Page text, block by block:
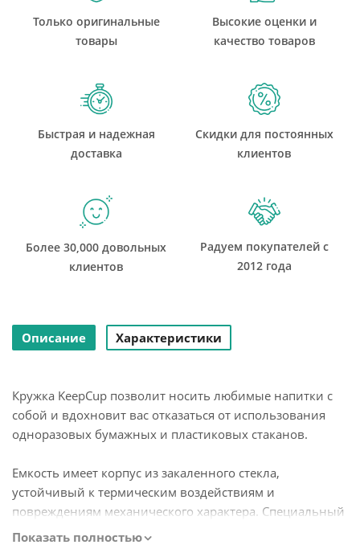
Только оригинальные
товары
Высокие оценки и
качество товаров
Быстрая и надежная
доставка
Скидки для постоянных
клиентов
Более 30,000 довольных
клиентов
Радуем покупателей с
2012 года
Описание Характеристики
Кружка KeepCup позволит носить любимые напитки с
собой и вдохновит вас отказаться от использования
одноразовых бумажных и пластиковых стаканов.
Емкость имеет корпус из закаленного стекла,
устойчивый к термическим воздействиям и
повреждениям механического характера. Специальный
ободок из пробкового дерева обеспечивает удобный
Показать полностью